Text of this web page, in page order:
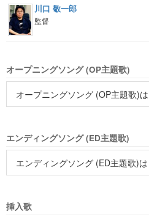
川口 敬一郎
監督
オープニングソング (OP主題歌)
オープニングソング (OP主題歌)
エンディングソング (ED主題歌)
エンディングソング (ED主題歌)
挿入歌